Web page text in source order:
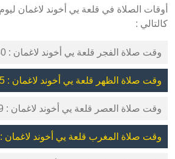
كالتالي :
وقت صلاة الفجر قلعة يي أخوند لاغمان : 03:30
وقت صلاة الظهر قلعة يي أخوند لاغمان : 11:55
وقت صلاة العصر قلعة يي أخوند لاغمان : 15:39
وقت صلاة المغرب قلعة يي أخوند لاغمان : 18:45